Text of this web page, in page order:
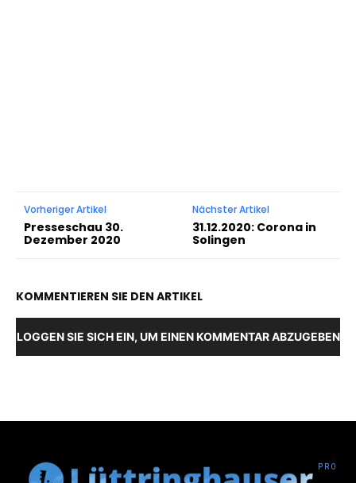
Vorheriger Artikel
Presseschau 30.
Dezember 2020
Nächster Artikel
31.12.2020: Corona in
Solingen
KOMMENTIEREN SIE DEN ARTIKEL
LOGGEN SIE SICH EIN, UM EINEN KOMMENTAR ABZUGEBEN